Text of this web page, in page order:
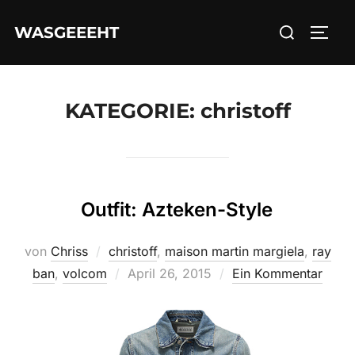
InhaltWASGEEEHT
Suchen
KATEGORIE: christoff
Outfit: Azteken-Style
von Chriss christoff, maison martin margiela, ray
ban, volcom
Veröffentlicht
April 26, 2015 Ein Kommentar